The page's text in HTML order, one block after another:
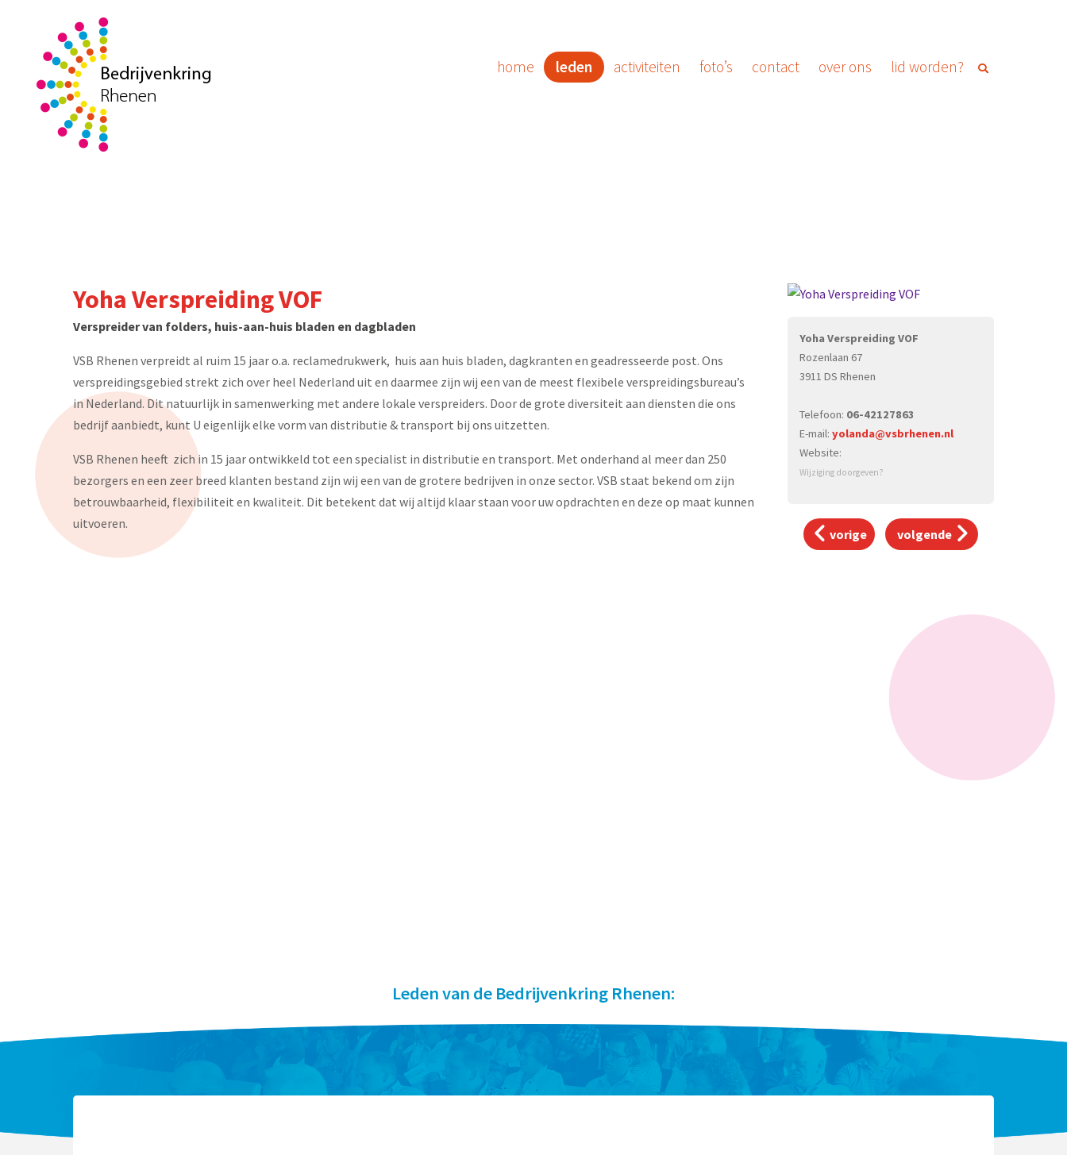
home leden activiteiten foto’s contact over ons lid worden?
Yoha Verspreiding VOF
Verspreider van folders, huis-aan-huis bladen en dagbladen
VSB Rhenen verpreidt al ruim 15 jaar o.a. reclamedrukwerk, huis aan huis bladen, dagkranten en geadresseerde post. Ons
verspreidingsgebied strekt zich over heel Nederland uit en daarmee zijn wij een van de meest flexibele verspreidingsbureau’s
in Nederland. Dit natuurlijk in samenwerking met andere lokale verspreiders. Door de grote diversiteit aan diensten die ons
bedrijf aanbiedt, kunt U eigenlijk elke vorm van distributie & transport bij ons uitzetten.
VSB Rhenen heeft zich in 15 jaar ontwikkeld tot een specialist in distributie en transport. Met onderhand al meer dan 250
bezorgers en een zeer breed klanten bestand zijn wij een van de grotere bedrijven in onze sector. VSB staat bekend om zijn
betrouwbaarheid, flexibiliteit en kwaliteit. Dit betekent dat wij altijd klaar staan voor uw opdrachten en deze op maat kunnen
uitvoeren.
Yoha Verspreiding VOF
Rozenlaan 67
3911 DS Rhenen
Telefoon: 06-42127863
E-mail: yolanda@vsbrhenen.nl
Website:
Wijziging doorgeven?
vorige volgende
Leden van de Bedrijvenkring Rhenen: